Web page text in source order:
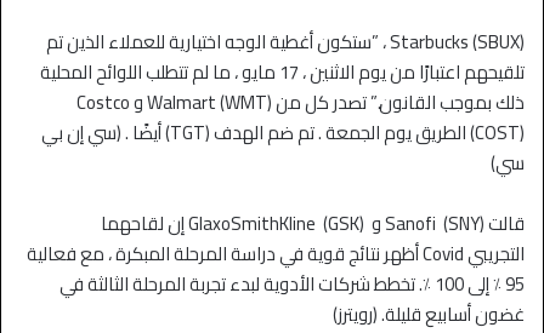
Starbucks (SBUX) ، ”ستكون أغطية الوجه اختيارية للعملاء الذين تم
تلقيحهم اعتبارًا من يوم الاثنين ، 17 مايو ، ما لم تتطلب اللوائح المحلية
ذلك بموجب القانون.” تصدر كل من Walmart (WMT) و Costco
(COST) الطريق يوم الجمعة . تم ضم الهدف (TGT) أيضًا . (سي إن بي
سي)
قالت Sanofi (SNY) و GlaxoSmithKline (GSK) إن لقاحهما
التجريبي Covid أظهر نتائج قوية في دراسة المرحلة المبكرة ، مع فعالية
95 ٪ إلى 100 ٪. تخطط شركات الأدوية لبدء تجربة المرحلة الثالثة في
غضون أسابيع قليلة. (رويترز)